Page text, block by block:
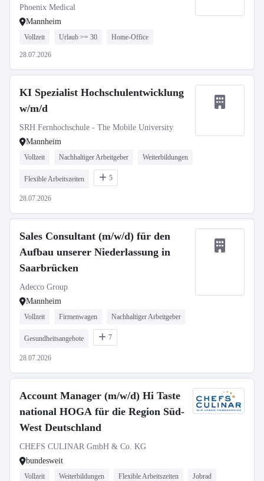
Phoenix Medical
Mannheim
Vollzeit Urlaub >= 30 Home-Office
28.07.2026
KI Spezialist Hochschulentwicklung
w/m/d
SRH Fernhochschule - The Mobile University
Mannheim
Vollzeit Nachhaltiger Arbeitgeber Weiterbildungen
Flexible Arbeitszeiten 5
28.07.2026
Sales Consultant (m/w/d) für den
Aufbau unserer Niederlassung in
Saarbrücken
Adecco Group
Mannheim
Vollzeit Firmenwagen Nachhaltiger Arbeitgeber
Gesundheitsangebote 7
28.07.2026
Account Manager (m/w/d) Hi Taste
national HOGA für die Region Süd-
West Deutschland
CHEFS CULINAR GmbH & Co. KG
bundesweit
Vollzeit Weiterbildungen Flexible Arbeitszeiten Jobrad